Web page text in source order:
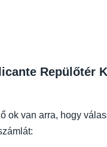
Repülőtér
ok van arra, hogy